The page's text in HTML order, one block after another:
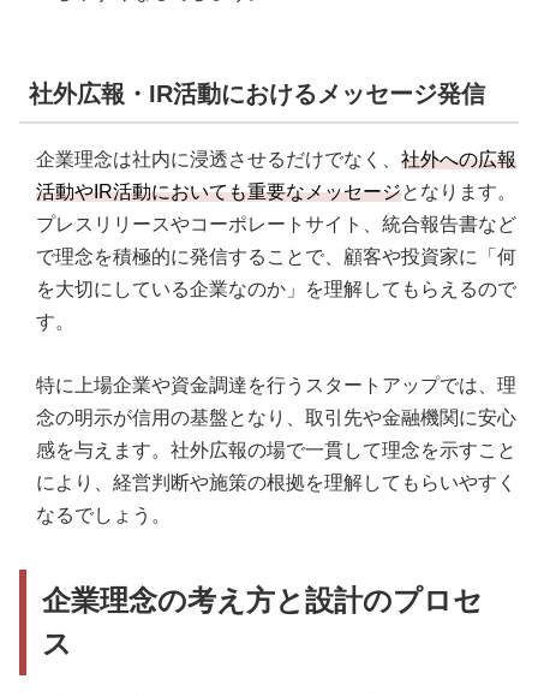
社外広報・IR活動におけるメッセージ発信
企業理念は社内に浸透させるだけでなく、 社外への広報
活動やIR活動においても重要なメッセージとなります。
プレスリリースやコーポレートサイト、統合報告書など
で理念を積極的に発信することで、顧客や投資家に「何
を大切にしている企業なのか」を理解してもらえるので
す。
特に上場企業や資金調達を行うスタートアップでは、理
念の明示が信用の基盤となり、取引先や金融機関に安心
感を与えます。社外広報の場で一貫して理念を示すこと
により、経営判断や施策の根拠を理解してもらいやすく
なるでしょう。
企業理念の考え方と設計のプロセ
ス